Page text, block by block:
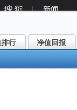
排行
排行 净值回报
净值回报